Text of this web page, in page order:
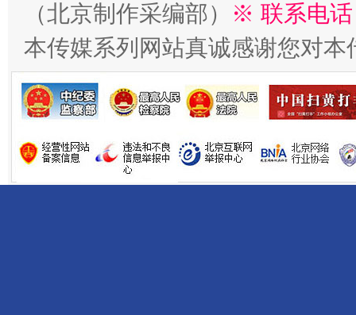
揭开“小金库”的免责幌子
（北京制作采编部）
※ 联系电
本传媒系列网站真诚感谢您对